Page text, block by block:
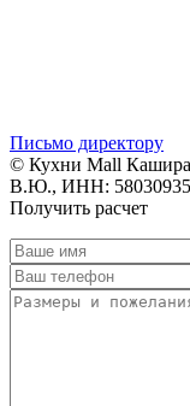
Письмо директору
© Кухни Mall
В.Ю., ИНН:
Получить расчет